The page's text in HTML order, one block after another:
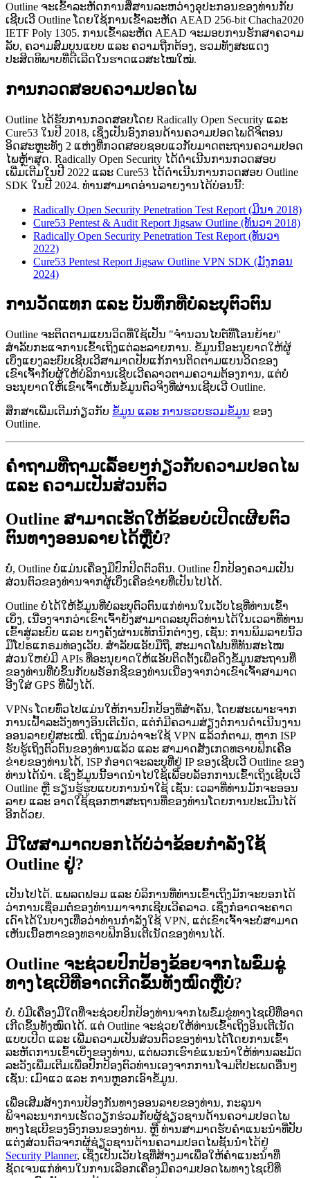
Outline ຈະເຂົ້າລະຫັດການສື່ສານລະຫວ່າງອຸປະກອນຂອງທ່ານກັບ
ເຊີບເວີ Outline ໂດຍໃຊ້ການເຂົ້າລະຫັດ AEAD 256-bit Chacha2020
IETF Poly 1305. ການເຂົ້າລະຫັດ AEAD ຈະມອບການຮັກສາຄວາມ
ລັບ, ຄວາມສົມບູນແບບ ແລະ ຄວາມຖືກຕ້ອງ, ຮວມທັງສະແດງ
ປະສິດທິພາບທີ່ດີເລີດໃນຮາດແວສະໄໝໃໝ່.
ການກວດສອບຄວາມປອດໄພ
Outline ໄດ້ຮັບການກວດສອບໂດຍ Radically Open Security ແລະ
Cure53 ໃນປີ 2018, ເຊິ່ງເປັນອົງກອນດ້ານຄວາມປອດໄພດິຈິຕອນ
ອິດສະຫຼະທັງ 2 ແຫ່ງທີ່ກວດສອບຊອບແວກັບມາດຕະຖານຄວາມປອດ
ໄພຫຼ້າສຸດ. Radically Open Security ໄດ້ດຳເນີນການກວດສອບ
ເພີ່ມເຕີມໃນປີ 2022 ແລະ Cure53 ໄດ້ດຳເນີນການກວດສອບ Outline
SDK ໃນປີ 2024. ທ່ານສາມາດອ່ານລາຍງານໄດ້ບ່ອນນີ້:
Radically Open Security Penetration Test Report (ມີນາ 2018)
Cure53 Pentest & Audit Report Jigsaw Outline (ທັນວາ 2018)
Radically Open Security Penetration Test Report (ທັນວາ
2022)
Cure53 Pentest Report Jigsaw Outline VPN SDK (ມັງກອນ
2024)
ການວັດແທກ ແລະ ບັນທຶກທີ່ບໍ່ລະບຸຕົວຕົນ
Outline ຈະຕິດຕາມແບນວິດທີ່ໃຊ້ເປັນ "ຈຳນວນໄບຕ໌ທີ່ໂອນຍ້າຍ"
ສຳລັບກະແຈການເຂົ້າເຖິງແຕ່ລະລາຍການ. ຂໍ້ມູນນີ້ອະນຸຍາດໃຫ້ຜູ້
ເບິ່ງແຍງລະບົບເຊີບເວີສາມາດປັບແກ້ການຕິດຕາມແບນວິດຂອງ
ເຂົາເຈົ້າກັບຜູ້ໃຫ້ບໍລິການເຊີບເວີຄລາວຕາມຄວາມຕ້ອງການ, ແຕ່ບໍ່
ອະນຸຍາດໃຫ້ເຂົາເຈົ້າເຫັນຂໍ້ມູນຕົວຈິງທີ່ຜ່ານເຊີບເວີ Outline.
ສຶກສາເພີ່ມເຕີມກ່ຽວກັບ ຂໍ້ມູນ ແລະ ການຮວບຮວມຂໍ້ມູນ ຂອງ
Outline.
ຄຳຖາມທີ່ຖາມເລື້ອຍໆກ່ຽວກັບຄວາມປອດໄພ
ແລະ ຄວາມເປັນສ່ວນຕົວ
Outline ສາມາດເຮັດໃຫ້ຂ້ອຍບໍ່ເປີດເຜີຍຕົວ
ຕົນທາງອອນລາຍໄດ້ຫຼືບໍ່?
ບໍ່, Outline ບໍ່ແມ່ນເຄື່ອງມືປົກປິດຕົວຕົນ. Outline ປົກປ້ອງຄວາມເປັນ
ສ່ວນຕົວຂອງທ່ານຈາກຜູ້ເບິ່ງເຄືອຂ່າຍທີ່ເປັນໄປໄດ້.
Outline ບໍ່ໄດ້ໃຫ້ຂໍ້ມູນທີ່ບໍ່ລະບຸຕົວຕົນແກ່ທ່ານໃນເວັບໄຊທີ່ທ່ານເຂົ້າ
ເບິ່ງ, ເນື່ອງຈາກວ່າເຂົາເຈົ້າຍັງສາມາດລະບຸຕົວທ່ານໄດ້ໃນເວລາທີ່ທ່ານ
ເຂົ້າສູ່ລະບົບ ແລະ ບາງຄັ້ງຜ່ານເທັກນິກຕ່າງໆ, ເຊັ່ນ: ການພິມລາຍນິ້ວ
ມືໂປຣແກຣມທ່ອງເວັບ. ສໍາລັບແອັບມືຖື, ສະມາດໂຟນທີ່ທັນສະໄໝ
ສ່ວນໃຫຍ່ມີ APIs ທີ່ອະນຸຍາດໃຫ້ແອັບຕິດຕັ້ງເພື່ອດຶງຂໍ້ມູນສະຖານທີ່
ຂອງທ່ານທີ່ບໍ່ຂຶ້ນກັບພຣັອກຊີຂອງທ່ານເນື່ອງຈາກວ່າເຂົາເຈົ້າສາມາດ
ອີງໃສ່ GPS ທີ່ຝັງໄດ້.
VPNs ໂດຍທົ່ວໄປແມ່ນໃຫ້ການປົກປ້ອງທີ່ສໍາຄັນ, ໂດຍສະເພາະຈາກ
ການເຝົ້າລະວັງທາງອິນເຕີເນັດ, ແຕ່ກໍມີຄວາມສ່ຽງຕໍ່ການດໍາເນີນງານ
ອອນລາຍຢູ່ສະເໝີ. ເຖິງແມ່ນວ່າຈະໃຊ້ VPN ແລ້ວກໍຕາມ, ຫາກ ISP
ຮັບຮູ້ເຖິງຕົວຕົນຂອງທ່ານແລ້ວ ແລະ ສາມາດສັງເກດທຣາບຟິກເຄືອ
ຂ່າຍຂອງທ່ານໄດ້, ISP ກໍອາດຈະລະບຸທີ່ຢູ່ IP ຂອງເຊີບເວີ Outline ຂອງ
ທ່ານໄດ້ນຳ. ເຊິ່ງຂໍ້ມູນນີ້ອາດນຳໄປໃຊ້ເພື່ອບລັອກການເຂົ້າເຖິງເຊີບເວີ
Outline ຫຼື ຮຽນຮູ້ຮູບແບບການນຳໃຊ້ ເຊັ່ນ: ເວລາທີ່ທ່ານມັກຈະອອນ
ລາຍ ແລະ ອາດໃຊ້ຊອກຫາສະຖານທີ່ຂອງທ່ານໂດຍການປະເມີນໄດ້
ອີກດ້ວຍ.
ມີໃຜສາມາດບອກໄດ້ບໍ່ວ່າຂ້ອຍກຳລັງໃຊ້
Outline ຢູ່?
ເປັນໄປໄດ້. ແພລດຟອມ ແລະ ບໍລິການທີ່ທ່ານເຂົ້າເຖິງມັກຈະບອກໄດ້
ວ່າການເຊື່ອມຕໍ່ຂອງທ່ານມາຈາກເຊີບເວີຄລາວ. ເຊິ່ງກໍອາດຈະຄາດ
ເດົາໄດ້ໃນບາງເທື່ອວ່າທ່ານກຳລັງໃຊ້ VPN, ແຕ່ເຂົາເຈົ້າຈະບໍ່ສາມາດ
ເຫັນເນື້ອຫາຂອງທຣາບຟິກອິນເຕີເນັດຂອງທ່ານໄດ້.
Outline ຈະຊ່ວຍປົກປ້ອງຂ້ອຍຈາກໄພຂົ່ມຂູ່
ທາງໄຊເບີທີ່ອາດເກີດຂຶ້ນທັງໝົດຫຼືບໍ່?
ບໍ່. ບໍ່ມີເຄື່ອງມືໃດທີ່ຈະຊ່ວຍປົກປ້ອງທ່ານຈາກໄພຂົ່ມຂູ່ທາງໄຊເບີທີ່ອາດ
ເກີດຂຶ້ນທັງໝົດໄດ້. ແຕ່ Outline ຈະຊ່ວຍໃຫ້ທ່ານເຂົ້າເຖິງອິນເຕີເນັດ
ແບບເປີດ ແລະ ເພີ່ມຄວາມເປັນສ່ວນຕົວຂອງທ່ານໄດ້ໂດຍການເຂົ້າ
ລະຫັດການເຂົ້າເບິ່ງຂອງທ່ານ, ແຕ່ພວກເຮົາຂໍແນະນຳໃຫ້ທ່ານລະມັດ
ລະວັງເພີ່ມເຕີມເພື່ອປົກປ້ອງຕົວທ່ານເອງຈາກການໂຈມຕີປະເພດອື່ນໆ
ເຊັ່ນ: ເມົາແວ ແລະ ການຫຼອກເອົາຂໍ້ມູນ.
ເພື່ອເສີມສ້າງການປ້ອງກັນທາງອອນລາຍຂອງທ່ານ, ກະລຸນາ
ພິຈາລະນາການເຮັດວຽກຮ່ວມກັບຜູ້ຊ່ຽວຊານດ້ານຄວາມປອດໄພ
ທາງໄຊເບີຂອງອົງກອນຂອງທ່ານ. ຫຼື ທ່ານສາມາດຮັບຄຳແນະນຳທີ່ປັບ
ແຕ່ງສ່ວນຕົວຈາກຜູ້ຊ່ຽວຊານດ້ານຄວາມປອດໄພຊັ້ນນຳໄດ້ຢູ່
Security Planner, ເຊິ່ງເປັນເວັບໄຊທີ່ສ້າງມາເພື່ອໃຫ້ຄຳແນະນຳທີ່
ຊັດເຈນແກ່ທ່ານໃນການເລືອກເຄື່ອງມືຄວາມປອດໄພທາງໄຊເບີທີ່